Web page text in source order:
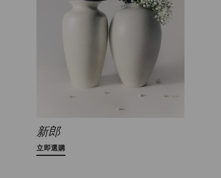
新郎
立即選購